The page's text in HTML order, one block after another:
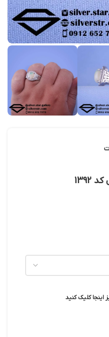
اینجا کلیک کنید